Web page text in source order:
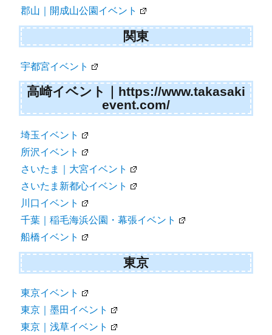
郡山｜開成山公園イベント
関東
宇都宮イベント
高崎イベント｜https://www.takasaki
event.com/
埼玉イベント
所沢イベント
さいたま｜大宮イベント
さいたま新都心イベント
川口イベント
千葉｜稲毛海浜公園・幕張イベント
船橋イベント
東京
東京イベント
東京｜墨田イベント
東京｜浅草イベント